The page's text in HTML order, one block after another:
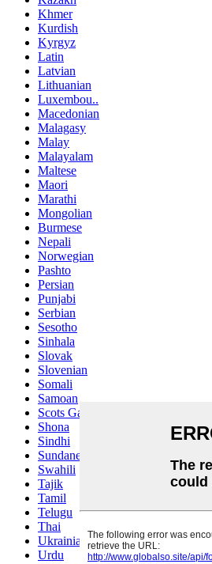
Khmer
Kurdish
Kyrgyz
Latin
Latvian
Lithuanian
Luxembou..
Macedonian
Malagasy
Malay
Malayalam
Maltese
Maori
Marathi
Mongolian
Burmese
Nepali
Norwegian
Pashto
Persian
Punjabi
Serbian
Sesotho
Sinhala
Slovak
Slovenian
Somali
Samoan
Scots Gaelic
Shona
Sindhi
Sundanese
Swahili
Tajik
Tamil
Telugu
Thai
Ukrainian
Urdu